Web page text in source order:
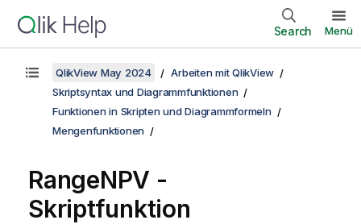
Search Menü
QlikView May 2024
Arbeiten mit QlikView
Skriptsyntax und Diagrammfunktionen
Funktionen in Skripten und Diagrammformeln
Mengenfunktionen
RangeNPV -
Skriptfunktion